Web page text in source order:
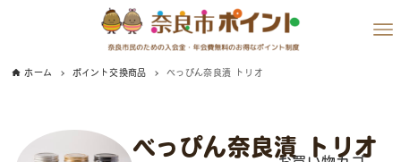
ホーム ポイント交換商品 べっぴん奈良漬 トリオ
べっぴん奈良漬 トリオ